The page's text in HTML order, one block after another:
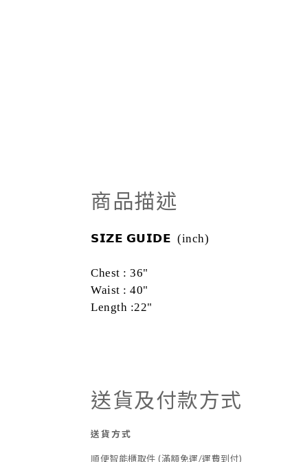
商品描述
𝗦𝗜𝗭𝗘 𝗚𝗨𝗜𝗗𝗘 (inch)
Chest : 36"
Waist : 40"
Length :22"
送貨及付款方式
送貨方式
順便智能櫃取件 (滿額免運/運費到付)